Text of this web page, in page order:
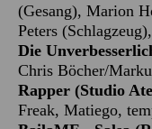
(Gesang), Marion
Peters
Die
Chris Böcher/
Rapper (Studio
Freak, Matiego,